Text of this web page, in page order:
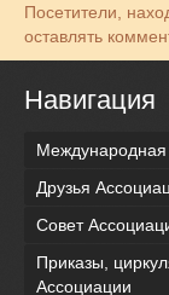
Посетители,
оставлять
Навигация
Международная
Друзья
Совет
Приказы,
Ассоциации